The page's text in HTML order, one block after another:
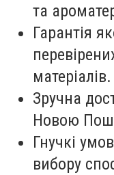
та
Гарантія
матеріалів.
Зручна
Новою
Гнучкі
вибору